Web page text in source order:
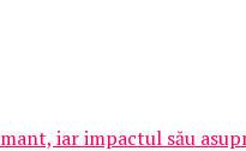
iar impactul său